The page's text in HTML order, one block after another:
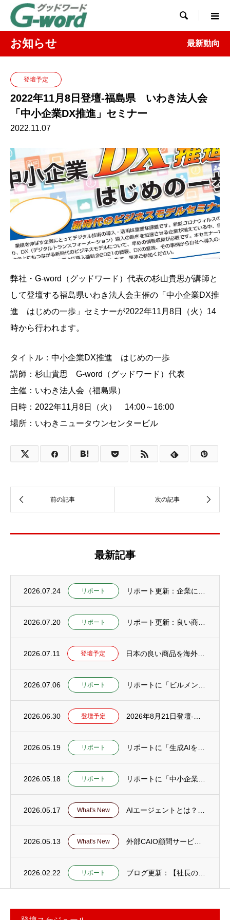

お知らせ 最新動向
登壇予定
2022年11月8日登壇-福島県 いわき法人会
「中小企業DX推進」セミナー
2022.11.07
弊社・G-word（グッドワード）代表の杉山貴思が講師と
して登壇する福島県いわき法人会主催の「中小企業DX推
進 はじめの一歩」セミナーが2022年11月8日（火）14
時から行われます。
タイトル：中小企業DX推進 はじめの一歩
講師：杉山貴思 G-word（グッドワード）代表
主催：いわき法人会（福島県）
日時：2022年11月8日（火） 14:00～16:00
場所：いわきニュータウンセンタービル
最新記事
2026.07.24 リポート リポート更新：企業にCAIOが必要な理由とは？社内に置けない企業が外部CAIOを活用す...
2026.07.20 リポート リポート更新：良い商品なのに売れない会社が増えている本当の理由【研究編：社長の仕事をA...
2026.07.11 登壇予定 日本の良い商品を海外へ広げるためのセミナー開催予定
2026.07.06 リポート リポートに「ビルメンテナンスフェア TOKYO2026に登壇」公開
2026.06.30 登壇予定 2026年8月21日登壇-徳島県 阿波麻植法人会「生成AI活用とAI詐欺」セミナー
2026.05.19 リポート リポートに「生成AIを社員に使わせても成果が出ない会社の共通点25｜失敗の正体と立て直...
2026.05.18 リポート リポートに「中小企業がAI活用で最初にやるべき「業務棚卸し」とは？」を公開
2026.05.17 What's New AIエージェントとは？解説ページ公開
2026.05.13 What's New 外部CAIO顧問サービスのページを公開
2026.02.22 リポート ブログ更新：【社長の仕事をAI・DXで軽くする応用編22～30】とアーカイブページ更新